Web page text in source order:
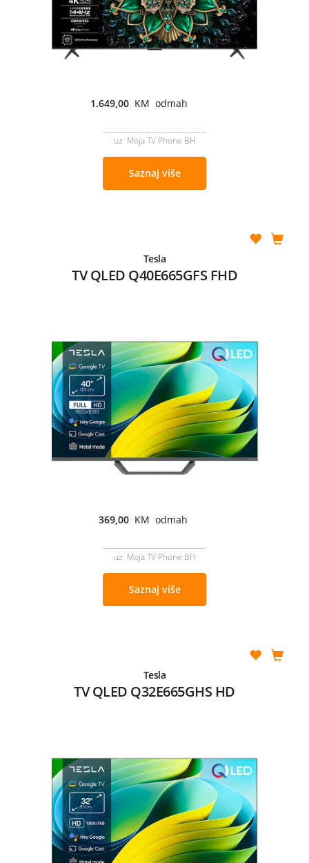
1.649,00 KM odmah
uz Moja TV Phone BH
Saznaj više
Tesla
TV QLED Q40E665GFS FHD
369,00 KM odmah
uz Moja TV Phone BH
Saznaj više
Tesla
TV QLED Q32E665GHS HD